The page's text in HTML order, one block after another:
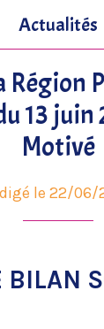
Actualités
Région
13 juin
Motivé
le 22/06/
BILAN